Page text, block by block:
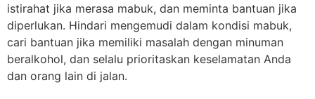
istirahat jika merasa mabuk, dan meminta bantuan jika
diperlukan. Hindari mengemudi dalam kondisi mabuk,
cari bantuan jika memiliki masalah dengan minuman
beralkohol, dan selalu prioritaskan keselamatan Anda
dan orang lain di jalan.
Hubungi via WhatsApp